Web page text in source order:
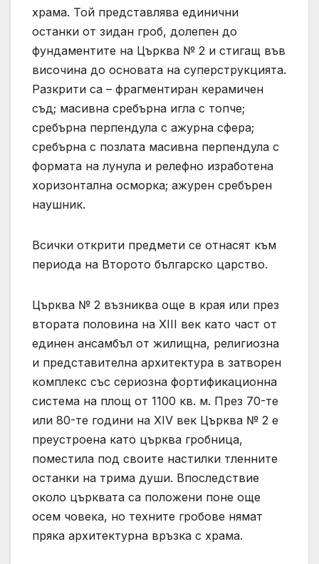
храма. Той представлява единични
останки от зидан гроб, долепен до
фундаментите на Църква № 2 и стигащ във
височина до основата на суперструкцията.
Разкрити са – фрагментиран керамичен
съд; масивна сребърна игла с топче;
сребърна перпендула с ажурна сфера;
сребърна с позлата масивна перпендула с
формата на лунула и релефно изработена
хоризонтална осморка; ажурен сребърен
наушник.
Всички открити предмети се отнасят към
периода на Второто българско царство.
Църква № 2 възниква още в края или през
втората половина на ХІІІ век като част от
единен ансамбъл от жилищна, религиозна
и представителна архитектура в затворен
комплекс със сериозна фортификационна
система на площ от 1100 кв. м. През 70-те
или 80-те години на XIV век Църква № 2 е
преустроена като църква гробница,
поместила под своите настилки тленните
останки на трима души. Впоследствие
около църквата са положени поне още
осем човека, но техните гробове нямат
пряка архитектурна връзка с храма.